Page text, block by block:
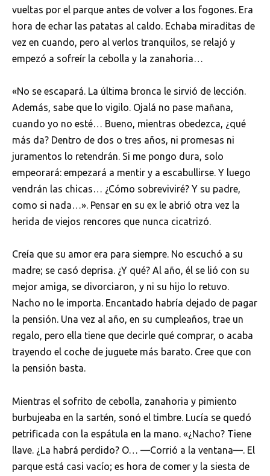
vueltas por el parque antes de volver a los fogones. Era
hora de echar las patatas al caldo. Echaba miraditas de
vez en cuando, pero al verlos tranquilos, se relajó y
empezó a sofreír la cebolla y la zanahoria…
«No se escapará. La última bronca le sirvió de lección.
Además, sabe que lo vigilo. Ojalá no pase mañana,
cuando yo no esté… Bueno, mientras obedezca, ¿qué
más da? Dentro de dos o tres años, ni promesas ni
juramentos lo retendrán. Si me pongo dura, solo
empeorará: empezará a mentir y a escabullirse. Y luego
vendrán las chicas… ¿Cómo sobreviviré? Y su padre,
como si nada…». Pensar en su ex le abrió otra vez la
herida de viejos rencores que nunca cicatrizó.
Creía que su amor era para siempre. No escuchó a su
madre; se casó deprisa. ¿Y qué? Al año, él se lió con su
mejor amiga, se divorciaron, y ni su hijo lo retuvo.
Nacho no le importa. Encantado habría dejado de pagar
la pensión. Una vez al año, en su cumpleaños, trae un
regalo, pero ella tiene que decirle qué comprar, o acaba
trayendo el coche de juguete más barato. Cree que con
la pensión basta.
Mientras el sofrito de cebolla, zanahoria y pimiento
burbujeaba en la sartén, sonó el timbre. Lucía se quedó
petrificada con la espátula en la mano. «¿Nacho? Tiene
llave. ¿La habrá perdido? O… —Corrió a la ventana—. El
parque está casi vacío; es hora de comer y la siesta de